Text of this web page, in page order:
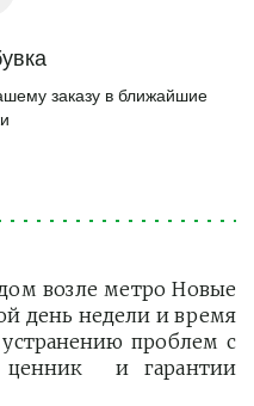
заказу в ближайшие
возле метро Новые
день недели и время
проблем с
ценник и гарантии